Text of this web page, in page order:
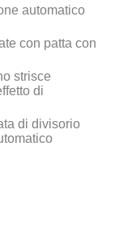
automatico
con patta con
strisce
di
di divisorio